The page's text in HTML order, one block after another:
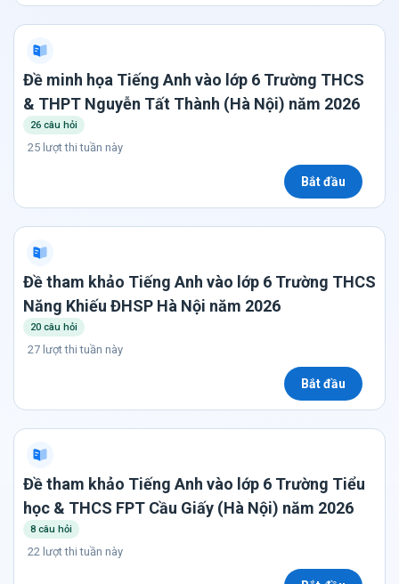
Đề minh họa Tiếng Anh vào lớp 6 Trường THCS
& THPT Nguyễn Tất Thành (Hà Nội) năm 2026
26 câu hỏi
25 lượt thi tuần này
Bắt đầu
Đề tham khảo Tiếng Anh vào lớp 6 Trường THCS
Năng Khiếu ĐHSP Hà Nội năm 2026
20 câu hỏi
27 lượt thi tuần này
Bắt đầu
Đề tham khảo Tiếng Anh vào lớp 6 Trường Tiểu
học & THCS FPT Cầu Giấy (Hà Nội) năm 2026
8 câu hỏi
22 lượt thi tuần này